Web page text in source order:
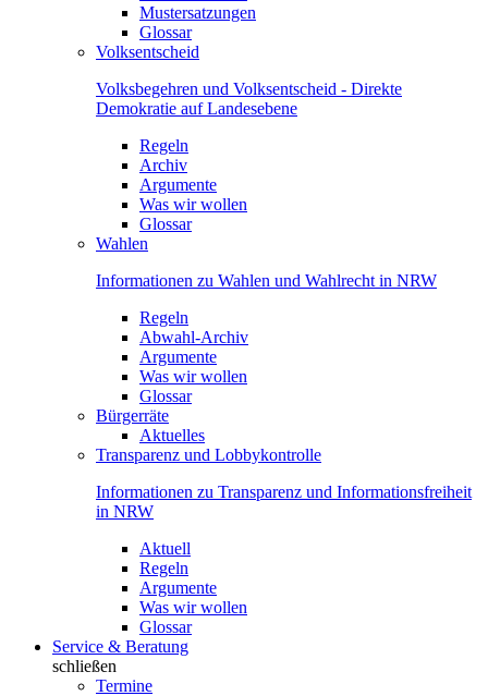
Mustersatzungen
Glossar
Volksentscheid
Volksbegehren und Volksentscheid - Direkte
Demokratie auf Landesebene
Regeln
Archiv
Argumente
Was wir wollen
Glossar
Wahlen
Informationen zu Wahlen und Wahlrecht in NRW
Regeln
Abwahl-Archiv
Argumente
Was wir wollen
Glossar
Bürgerräte
Aktuelles
Transparenz und Lobbykontrolle
Informationen zu Transparenz und Informationsfreiheit
in NRW
Aktuell
Regeln
Argumente
Was wir wollen
Glossar
Service & Beratung
schließen
Termine